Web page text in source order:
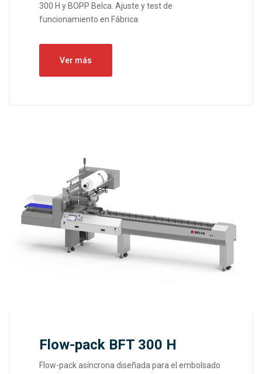
300 H y BOPP Belca. Ajuste y test de
funcionamiento en Fábrica.
Ver más
Flow-pack BFT 300 H
Flow-pack asíncrona diseñada para el embolsado